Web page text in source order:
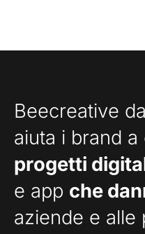
Beecreative
aiuta i brand
progetti
e app che
aziende e alle